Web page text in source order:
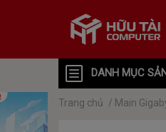
DANH MỤC
Trang chủ / Main